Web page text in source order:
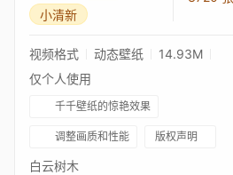
小清新
视频格式 动态壁纸
14.93M
仅个人使用
千千壁纸的惊艳效果
调整画质和性能 版权声明
白云树木